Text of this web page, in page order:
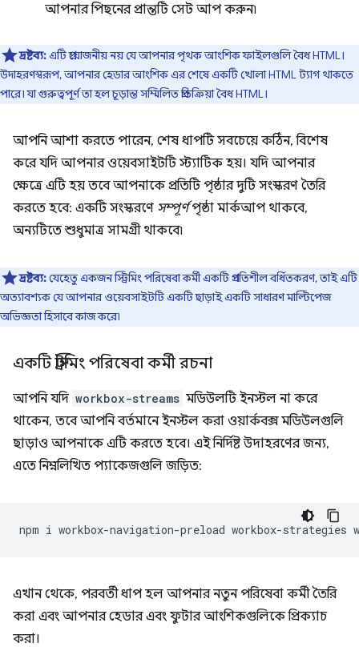
আপনার পিছনের প্রান্তটি সেট আপ করুন৷
দ্রষ্টব্য:এটি প্রয়োজনীয় নয় যে আপনার পৃথক আংশিক ফাইলগুলি বৈধ HTML।
উদাহরণস্বরূপ, আপনার হেডার আংশিক এর শেষে একটি খোলা HTML ট্যাগ থাকতে
পারে। যা গুরুত্বপূর্ণ তা হল চূড়ান্ত সম্মিলিত প্রতিক্রিয়া বৈধ HTML।
আপনি আশা করতে পারেন, শেষ ধাপটি সবচেয়ে কঠিন, বিশেষ
করে যদি আপনার ওয়েবসাইটটি স্ট্যাটিক হয়। যদি আপনার
ক্ষেত্রে এটি হয় তবে আপনাকে প্রতিটি পৃষ্ঠার দুটি সংস্করণ তৈরি
করতে হবে: একটি সংস্করণে সম্পূর্ণপৃষ্ঠা মার্কআপ থাকবে,
অন্যটিতে শুধুমাত্র সামগ্রী থাকবে৷
দ্রষ্টব্য:যেহেতু একজন স্ট্রিমিং পরিষেবা কর্মী একটি প্রগতিশীল বর্ধিতকরণ, তাই এটি
অত্যাবশ্যক যে আপনার ওয়েবসাইটটি একটি ছাড়াই একটি সাধারণ মাল্টিপেজ
অভিজ্ঞতা হিসাবে কাজ করে৷
একটি স্ট্রিমিং পরিষেবা কর্মী রচনা
আপনি যদি workbox-streams মডিউলটি ইনস্টল না করে
থাকেন, তবে আপনি বর্তমানে ইনস্টল করা ওয়ার্কবক্স মডিউলগুলি
ছাড়াও আপনাকে এটি করতে হবে। এই নির্দিষ্ট উদাহরণের জন্য,
এতে নিম্নলিখিত প্যাকেজগুলি জড়িত:
npm i workbox-navigation-preload workbox-strategies
এখান থেকে, পরবর্তী ধাপ হল আপনার নতুন পরিষেবা কর্মী তৈরি
করা এবং আপনার হেডার এবং ফুটার আংশিকগুলিকে প্রিক্যাচ
করা।